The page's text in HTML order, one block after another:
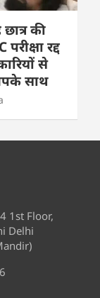
की
रद्द
से
साथ
1st Floor,
Delhi